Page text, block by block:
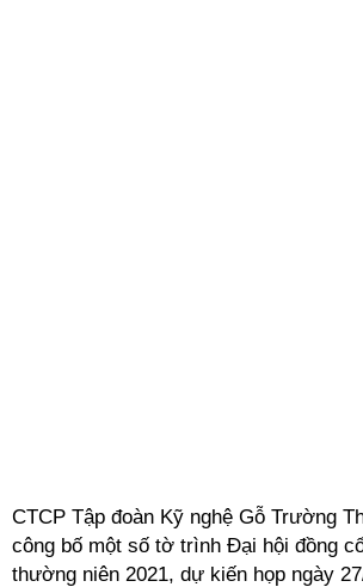
CTCP Tập đoàn Kỹ nghệ Gỗ Trường
công bố một số tờ trình Đại hội đồng
thường niên 2021, dự kiến họp ngày